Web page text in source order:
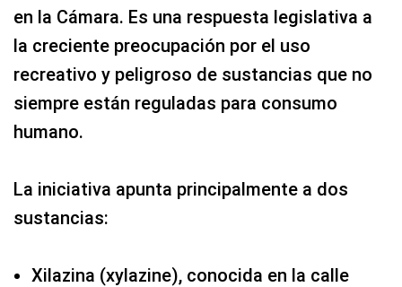
en la Cámara. Es una respuesta legislativa a
la creciente preocupación por el uso
recreativo y peligroso de sustancias que no
siempre están reguladas para consumo
humano.
La iniciativa apunta principalmente a dos
sustancias:
Xilazina (xylazine), conocida en la calle